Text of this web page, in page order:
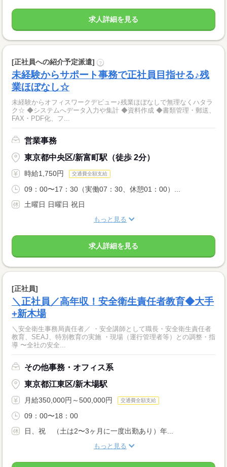
求人詳細を見る
[正社員への紹介予定派遣] ?
未経験からサポート事務で正社員目指せる♪残
業ほぼなし☆
未経験からオフィスワークデビュー♪残業ほぼなしで無理なくハタラ
ク☆ ◆システムへデータ入力や集計 ◆資料作成 ◆書類管理・郵送、
FAX・PDF化、フ...
営業事務
東京都中央区/新富町駅（徒歩 2分）
時給1,750円 交通費全額支給
09：00〜17：30（実働07：30、休憩01：00）...
土曜日 日曜日 祝日
もっと見る
求人詳細を見る
[正社員]
＼正社員／高年収！安全衛生責任者教育◆大手
+新木場
＼安全衛生事務局責任者／ ・安全講師として職長・安全衛生責任者
教育、SEAJ、特別教育の実施 ・現場（運行管理者等）との調整・指
導 〜全社の安全...
その他事務・オフィス系
東京都江東区/新木場駅
月給350,000円～500,000円 交通費全額支給
09：00〜18：00
日、祝 （土は2〜3ヶ月に一度出勤あり）年...
もっと見る